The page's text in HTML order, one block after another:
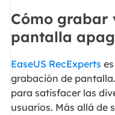
Cómo grabar
pantalla
EaseUS RecExperts
grabación de
para satisfacer las
usuarios. Más allá de